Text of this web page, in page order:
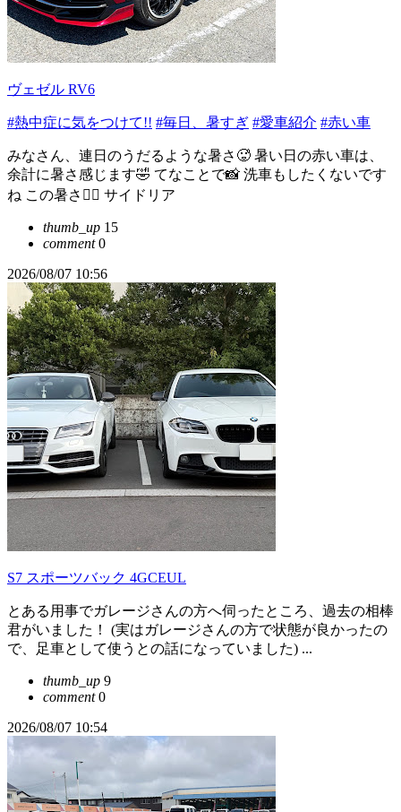
ヴェゼル RV6
#熱中症に気をつけて!! #毎日、暑すぎ #愛車紹介 #赤い車
みなさん、連日のうだるような暑さ🥵 暑い日の赤い車は、
余計に暑さ感じます🤣 てなことで📸 洗車もしたくないです
ね この暑さ😮‍💨 サイドリア
thumb_up 15
comment0
2026/08/07 10:56
S7 スポーツバック 4GCEUL
とある用事でガレージさんの方へ伺ったところ、過去の相棒
君がいました！ (実はガレージさんの方で状態が良かったの
で、足車として使うとの話になっていました) ...
thumb_up 9
comment0
2026/08/07 10:54